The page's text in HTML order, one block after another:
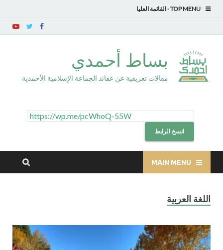
TOP MENU
بساط أحمدي
مقالات تعريفية عن عقائد الجماعة الإسلامية الأحمدية
انسخ الرابط
MAIN MENU
اللغة العربية